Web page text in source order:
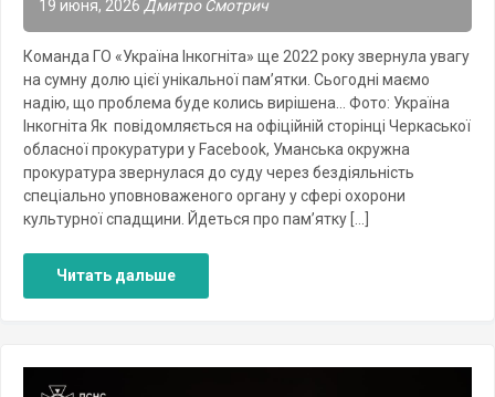
19 июня, 2026 Дмитро Смотрич
Команда ГО «Україна Інкогніта» ще 2022 року звернула увагу
на сумну долю цієї унікальної пам’ятки. Сьогодні маємо
надію, що проблема буде колись вирішена… Фото: Україна
Інкогніта Як повідомляється на офіційній сторінці Черкаської
обласної прокуратури у Facebook, Уманська окружна
прокуратура звернулася до суду через бездіяльність
спеціально уповноваженого органу у сфері охорони
культурної спадщини. Йдеться про пам’ятку […]
Читать дальше